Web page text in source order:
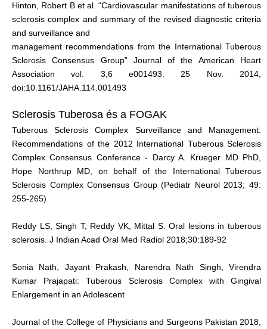
Hinton, Robert B et al. “Cardiovascular manifestations of tuberous
sclerosis complex and summary of the revised diagnostic criteria
and surveillance and
management recommendations from the International Tuberous
Sclerosis Consensus Group” Journal of the American Heart
Association vol. 3,6 e001493. 25 Nov. 2014,
doi:10.1161/JAHA.114.001493
Sclerosis Tuberosa és a FOGAK
Tuberous Sclerosis Complex Surveillance and Management:
Recommendations of the 2012 International Tuberous Sclerosis
Complex Consensus Conference - Darcy A. Krueger MD PhD,
Hope Northrup MD, on behalf of the International Tuberous
Sclerosis Complex Consensus Group (Pediatr Neurol 2013; 49:
255-265)
Reddy LS, Singh T, Reddy VK, Mittal S. Oral lesions in tuberous
sclerosis. J Indian Acad Oral Med Radiol 2018;30:189-92
Sonia Nath, Jayant Prakash, Narendra Nath Singh, Virendra
Kumar Prajapati: Tuberous Sclerosis Complex with Gingival
Enlargement in an Adolescent
Journal of the College of Physicians and Surgeons Pakistan 2018,